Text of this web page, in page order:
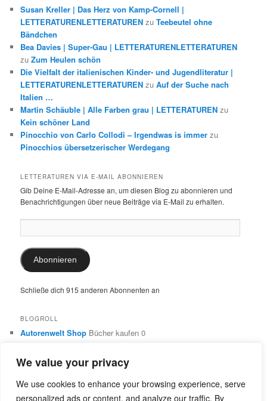
We value your privacy
We use cookies to enhance your browsing experience, serve
personalized ads or content, and analyze our traffic. By
Susan Kreller | Das Herz von Kamp-Cornell |
LETTERATURENLETTERATUREN zuTeebeutel ohne
Bändchen
Bea Davies | Super-Gau | LETTERATURENLETTERATUREN
zuZum Heulen schön
Die Vielfalt der italienischen Kinder- und Jugendliteratur |
LETTERATURENLETTERATUREN zuAuf der Suche nach
Italien …
Martin Schäuble | Alle Farben grau | LETTERATUREN zu
Kein schöner Land
Pinocchio von Carlo Collodi – Irgendwas is immer zu
Pinocchios übersetzerischer Werdegang
LETTERATUREN VIA E-MAIL ABONNIEREN
Gib Deine E-Mail-Adresse an, um diesen Blog zu abonnieren und
Benachrichtigungen über neue Beiträge via E-Mail zu erhalten.
Mail-
Adresse:
Abonnieren
Schließe dich 915 anderen Abonnenten an
BLOGROLL
Autorenwelt Shop Bücher kaufen 0
0
Dr. Ulrike SchimmingÜbersetzungen aus dem Italienischen
und Englischen 0